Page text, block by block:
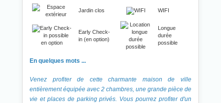
Jardin clos WIFI
Early Check-
in (en option)
Longue
durée
possible
En quelques mots ...
Venez profiter de cette charmante maison de ville
entièrement équipée avec 2 chambres, une grande pièce de
vie et places de parking privés. Vous pourrez profiter d'un